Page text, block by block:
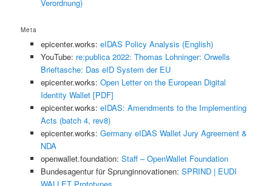
Verordnung)
Meta
epicenter.works: eIDAS Policy Analysis (English)
YouTube: re:publica 2022: Thomas Lohninger: Orwells
Brieftasche: Das eID System der EU
epicenter.works: Open Letter on the European Digital
Identity Wallet [PDF]
epicenter.works: eIDAS: Amendments to the Implementing
Acts (batch 4, rev8)
epicenter.works: Germany eIDAS Wallet Jury Agreement &
NDA
openwallet.foundation: Staff – OpenWallet Foundation
Bundesagentur für Sprunginnovationen: SPRIND | EUDI